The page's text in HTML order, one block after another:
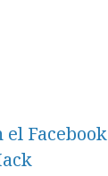
Facebook